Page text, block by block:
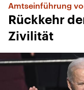
Amtseinführung
Rückkehr
Zivilität